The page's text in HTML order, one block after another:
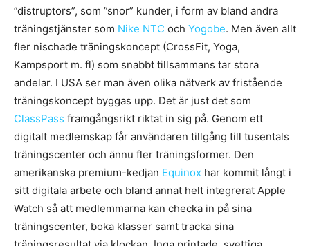
”distruptors”, som ”snor” kunder, i form av bland andra
träningstjänster som Nike NTC och Yogobe. Men även allt
fler nischade träningskoncept (CrossFit, Yoga,
Kampsport m. fl) som snabbt tillsammans tar stora
andelar. I USA ser man även olika nätverk av fristående
träningskoncept byggas upp. Det är just det som
ClassPass framgångsrikt riktat in sig på. Genom ett
digitalt medlemskap får användaren tillgång till tusentals
träningscenter och ännu fler träningsformer. Den
amerikanska premium-kedjan Equinox har kommit långt i
sitt digitala arbete och bland annat helt integrerat Apple
Watch så att medlemmarna kan checka in på sina
träningscenter, boka klasser samt tracka sina